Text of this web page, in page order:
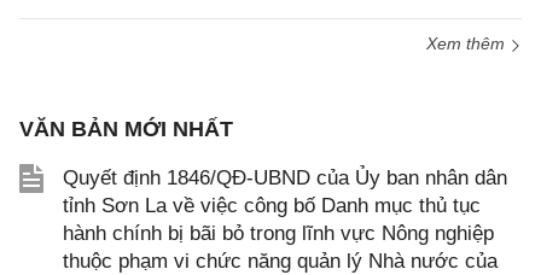
Xem thêm
VĂN BẢN MỚI NHẤT
Quyết định 1846/QĐ-UBND của Ủy ban nhân dân
tỉnh Sơn La về việc công bố Danh mục thủ tục
hành chính bị bãi bỏ trong lĩnh vực Nông nghiệp
thuộc phạm vi chức năng quản lý Nhà nước của